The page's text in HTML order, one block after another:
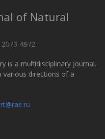
of Natural
4972
is a multidisciplinary journal.
various directions of a